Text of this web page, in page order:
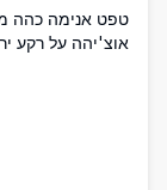
אוצ'יהה על רקע